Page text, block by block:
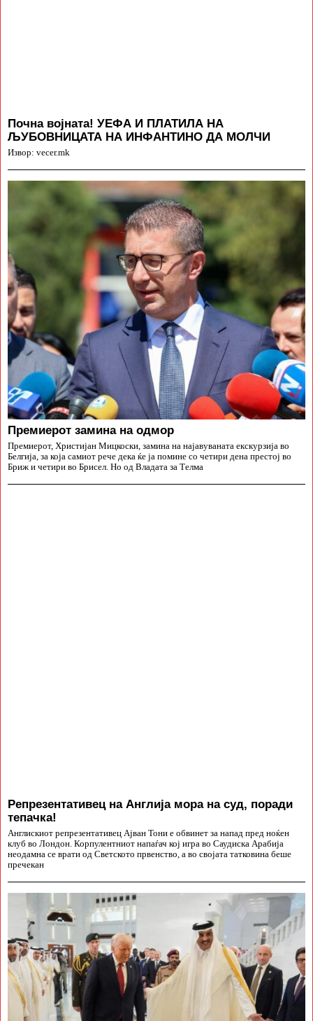
Почна војната! УЕФА И ПЛАТИЛА НА
ЉУБОВНИЦАТА НА ИНФАНТИНО ДА МОЛЧИ
Извор: vecer.mk
Премиерот замина на одмор
Премиерот, Христијан Мицкоски, замина на најавуваната екскурзија во
Белгија, за која самиот рече дека ќе ја помине со четири дена престој во
Бриж и четири во Брисел. Но од Владата за Телма
Репрезентативец на Англија мора на суд, поради
тепачка!
Англискиот репрезентативец Ајван Тони е обвинет за напад пред ноќен
клуб во Лондон. Корпулентниот напаѓач кој игра во Саудиска Арабија
неодамна се врати од Светското првенство, а во својата татковина беше
пречекан